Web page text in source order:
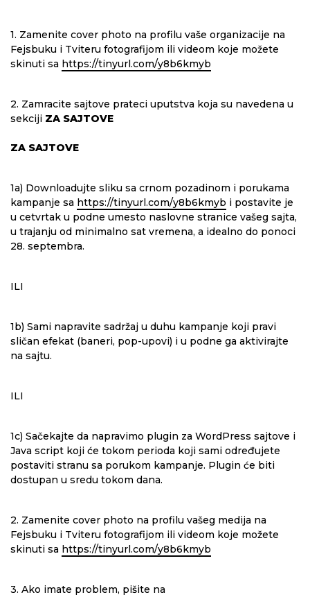
1. Zamenite cover photo na profilu vaše organizacije na
Fejsbuku i Tviteru fotografijom ili videom koje možete
skinuti sa https://tinyurl.com/y8b6kmyb
2. Zamracite sajtove prateci uputstva koja su navedena u
sekciji ZA SAJTOVE
ZA SAJTOVE
1a) Downloadujte sliku sa crnom pozadinom i porukama
kampanje sa https://tinyurl.com/y8b6kmyb i postavite je
u cetvrtak u podne umesto naslovne stranice vašeg sajta,
u trajanju od minimalno sat vremena, a idealno do ponoci
28. septembra.
ILI
1b) Sami napravite sadržaj u duhu kampanje koji pravi
sličan efekat (baneri, pop-upovi) i u podne ga aktivirajte
na sajtu.
ILI
1c) Sačekajte da napravimo plugin za WordPress sajtove i
Java script koji će tokom perioda koji sami određujete
postaviti stranu sa porukom kampanje. Plugin će biti
dostupan u sredu tokom dana.
2. Zamenite cover photo na profilu vašeg medija na
Fejsbuku i Tviteru fotografijom ili videom koje možete
skinuti sa https://tinyurl.com/y8b6kmyb
3. Ako imate problem, pišite na